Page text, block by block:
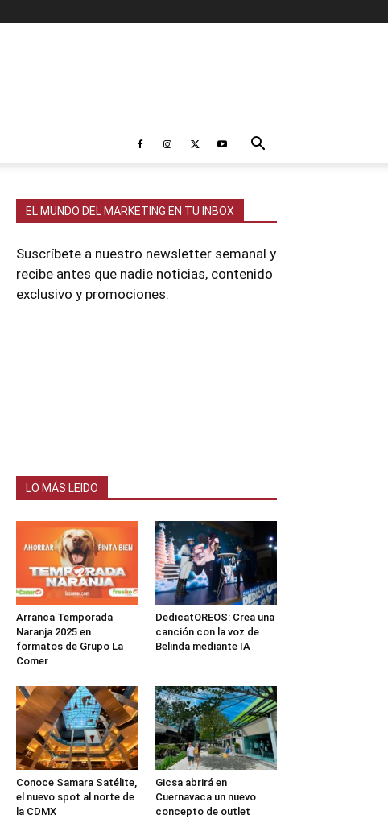
EL MUNDO DEL MARKETING EN TU INBOX
Suscríbete a nuestro newsletter semanal y
recibe antes que nadie noticias, contenido
exclusivo y promociones.
LO MÁS LEIDO
Arranca Temporada
Naranja 2025 en
formatos de Grupo La
Comer
DedicatOREOS: Crea una
canción con la voz de
Belinda mediante IA
Conoce Samara Satélite,
el nuevo spot al norte de
la CDMX
Gicsa abrirá en
Cuernavaca un nuevo
concepto de outlet